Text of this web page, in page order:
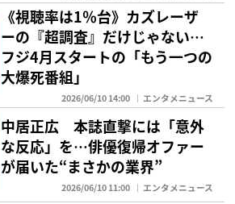
《視聴率は1％台》カズレーザ
ーの『超調査』だけじゃない…
フジ4月スタートの「もう一つの
大爆死番組」
2026/06/10 14:00 エンタメニュース
中居正広 本誌直撃には「意外
な反応」を…俳優復帰オファー
が届いた“まさかの業界”
2026/06/10 11:00 エンタメニュース